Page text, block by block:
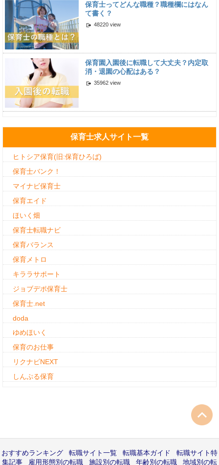
保育士ってどんな職種？職種欄にはなん
て書く？
48220 view
保育園入園後に転職して大丈夫？内定取
消・退園の心配はある？
35962 view
保育士求人サイト一覧
ヒトシア保育(旧:保育ひろば)
保育士バンク！
マイナビ保育士
保育エイド
ほいく畑
保育士転職ナビ
保育バランス
保育メトロ
キララサポート
ジョブデポ保育士
保育士.net
doda
ゆめほいく
保育のお仕事
リクナビNEXT
しんぷる保育
おすすめランキング 転職サイト一覧 転職基本ガイド
転職サイト特
集記事
雇用形態別の転職 施設別の転職 年齢別の転職 地域別の転